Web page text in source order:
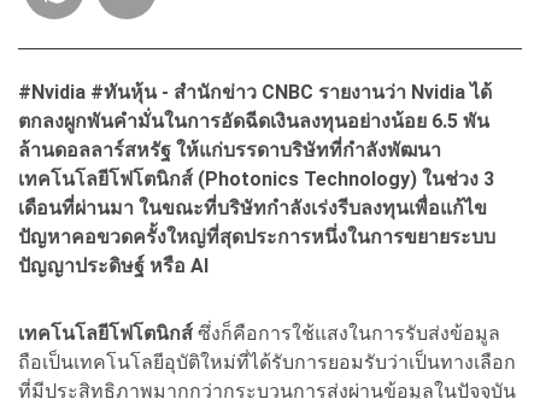
#Nvidia #ทันหุ้น - สำนักข่าว CNBC รายงานว่า Nvidiaได้
ตกลงผูกพันคำมั่นในการอัดฉีดเงินลงทุนอย่างน้อย 6.5 พัน
ล้านดอลลาร์สหรัฐ ให้แก่บรรดาบริษัทที่กำลังพัฒนา
เทคโนโลยีโฟโตนิกส์ (Photonics Technology) ในช่วง 3
เดือนที่ผ่านมา ในขณะที่บริษัทกำลังเร่งรีบลงทุนเพื่อแก้ไข
ปัญหาคอขวดครั้งใหญ่ที่สุดประการหนึ่งในการขยายระบบ
ปัญญาประดิษฐ์ หรือ AI
เทคโนโลยีโฟโตนิกส์ ซึ่งก็คือการใช้แสงในการรับส่งข้อมูล
ถือเป็นเทคโนโลยีอุบัติใหม่ที่ได้รับการยอมรับว่าเป็นทางเลือก
ที่มีประสิทธิภาพมากกว่ากระบวนการส่งผ่านข้อมูลในปัจจุบัน